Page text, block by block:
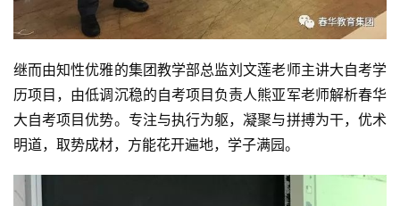
继而由知性优雅的集团教学部总监刘文莲老师主讲大自考学
历项目，由低调沉稳的自考项目负责人熊亚军老师解析春华
明道，取势成材，方能花开遍地，学子满园。